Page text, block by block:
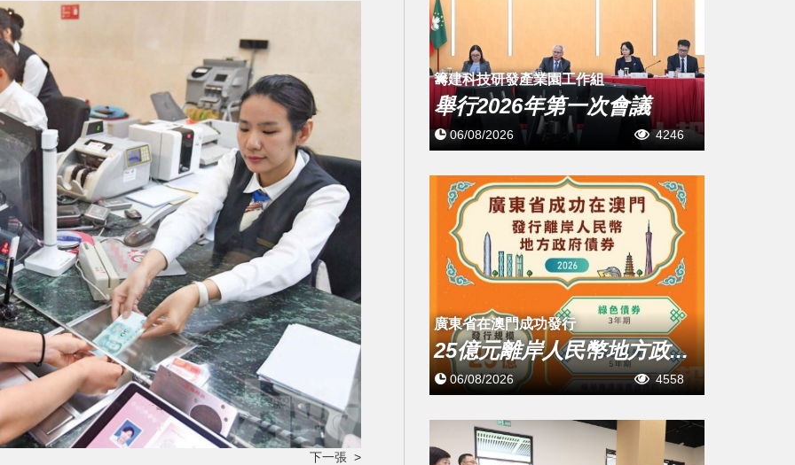
下一張 >
籌建科技研發產業園工作組
舉行2026年第一次會議
06/08/2026 4246
廣東省在澳門成功發行
25億元離岸人民幣地方政...
06/08/2026 4558